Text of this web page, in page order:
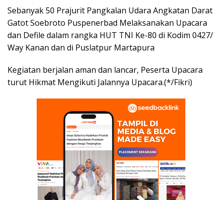
Sebanyak 50 Prajurit Pangkalan Udara Angkatan Darat
Gatot Soebroto Puspenerbad Melaksanakan Upacara
dan Defile dalam rangka HUT TNI Ke-80 di Kodim 0427/
Way Kanan dan di Puslatpur Martapura
Kegiatan berjalan aman dan lancar, Peserta Upacara
turut Hikmat Mengikuti Jalannya Upacara.(*/Fikri)